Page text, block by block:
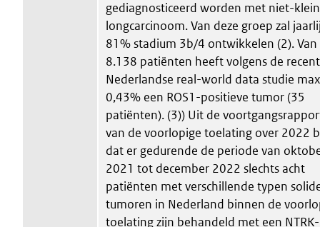
gediagnosticeerd worden met niet-
longcarcinoom. Van deze groep zal
81% stadium 3b/4 ontwikkelen (2). Van
8.138 patiënten heeft volgens de
Nederlandse real-world data studie
0,43% een ROS1-positieve tumor (35
patiënten). (3)) Uit de
van de voorlopige toelating over 2022
dat er gedurende de periode van
2021 tot december 2022 slechts acht
patiënten met verschillende typen
tumoren in Nederland binnen de
toelating zijn behandeld met een NTRK-